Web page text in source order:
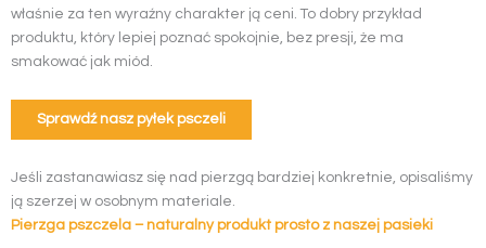
właśnie za ten wyraźny charakter ją ceni. To dobry przykład
produktu, który lepiej poznać spokojnie, bez presji, że ma
smakować jak miód.
Sprawdź nasz pyłek psczeli
Jeśli zastanawiasz się nad pierzgą bardziej konkretnie, opisaliśmy
ją szerzej w osobnym materiale.
Pierzga pszczela – naturalny produkt prosto z naszej pasieki